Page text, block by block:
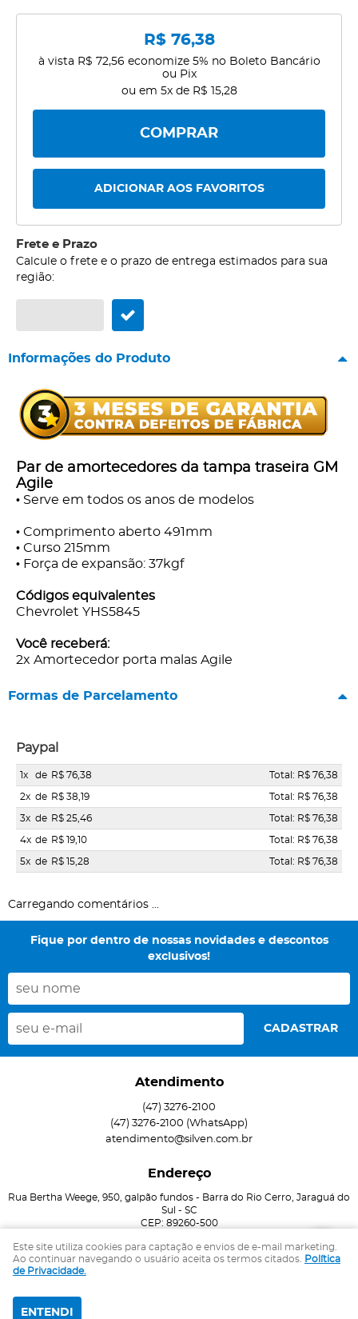
R$ 76,38
à vista R$ 72,56 economize 5% no Boleto Bancário
ou Pix
ou em 5xde R$ 15,28
COMPRAR
ADICIONAR AOS FAVORITOS
Frete e Prazo
Calcule o frete e o prazo de entrega estimados para sua
região:
Informações do Produto
Par de amortecedores da tampa traseira GM
Agile
• Serve em todos os anos de modelos
• Comprimento aberto 491mm
• Curso 215mm
• Força de expansão: 37kgf
Códigos equivalentes
Chevrolet YHS5845
Você receberá:
2x Amortecedor porta malas Agile
Formas de Parcelamento
Paypal
1x de R$ 76,38 Total: R$ 76,38
2x de R$ 38,19 Total: R$ 76,38
3x de R$ 25,46 Total: R$ 76,38
4x de R$ 19,10 Total: R$ 76,38
5x de R$ 15,28 Total: R$ 76,38
Carregando comentários ...
Fique por dentro de nossas novidades e descontos
exclusivos!
CADASTRAR
Atendimento
(47) 3276-2100
(47) 3276-2100 (WhatsApp)
atendimento@silven.com.br
Endereço
Rua Bertha Weege, 950, galpão fundos - Barra do Rio Cerro, Jaraguá do
Sul - SC
CEP: 89260-500
LOJA VIRTUAL CRIADA POR
Este site utiliza cookies para captação e envios de e-mail marketing.
Ao continuar navegando o usuário aceita os termos citados.
Política
de Privacidade.
ENTENDI